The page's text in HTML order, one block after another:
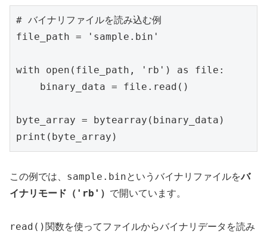
# バイナリファイルを読み込む例
file_path = 'sample.bin'
with open(file_path, 'rb') as file:
    binary_data = file.read()
byte_array = bytearray(binary_data)
この例では、 sample.binというバイナリファイルをバ
イナリモード（ 'rb' ） で開いています。
read() 関数を使ってファイルからバイナリデータを読み